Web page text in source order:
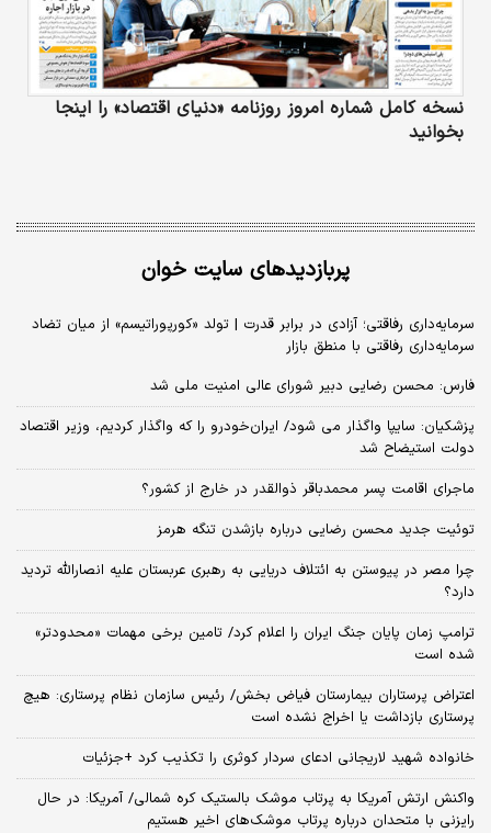
نسخه کامل شماره امروز روزنامه «دنیای‌ اقتصاد» را اینجا
بخوانید
پربازدیدهای سایت خوان
سرمایه‌داری رفاقتی؛ آزادی در برابر قدرت | تولد «کورپوراتیسم» از میان تضاد
سرمایه‌داری رفاقتی با منطق بازار
فارس: محسن رضایی دبیر شورای عالی امنیت ملی شد
پزشکیان: سایپا واگذار می شود/ ایران‌خودرو را که واگذار کردیم، وزیر اقتصاد
دولت استیضاح شد
ماجرای اقامت پسر محمدباقر ذوالقدر در خارج از کشور؟
توئیت جدید محسن رضایی درباره بازشدن تنگه هرمز
چرا مصر در پیوستن به ائتلاف دریایی به رهبری عربستان علیه انصارالله تردید
دارد؟
ترامپ زمان پایان جنگ ایران را اعلام کرد/ تامین برخی مهمات «محدودتر»
شده است
اعتراض پرستاران بیمارستان فیاض بخش/ رئیس سازمان نظام پرستاری: هیچ
پرستاری بازداشت یا اخراج نشده است
خانواده شهید لاریجانی ادعای سردار کوثری را تکذیب کرد +جزئیات
واکنش ارتش آمریکا به پرتاب موشک بالستیک کره شمالی/ آمریکا: در حال
رایزنی با متحدان درباره پرتاب موشک‌های اخیر هستیم